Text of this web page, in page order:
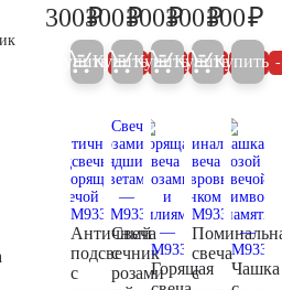
300
300₽
Купить 5%
300
300₽
Купить 5%
300
300₽
Купить 5%
300
300₽
Купить 5%
300₽
Купить
Античный
подсвечник
с
Свеча
с
розамиГорящая
свеча
с
Чашка